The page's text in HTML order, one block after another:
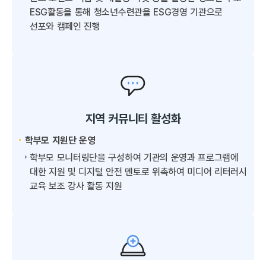
ESG활동을 통해 청소년수련관을 ESG경영 기관으로
선포와 캠페인 진행
지역 커뮤니티 활성화
학부모 지원단 운영
학부모 모니터링단을 구성하여 기관의 운영과 프로그램에
대한 지원 및 디지털 안전 멘토로 위촉하여 미디어 리터러시
교육 보조 강사 활동 지원